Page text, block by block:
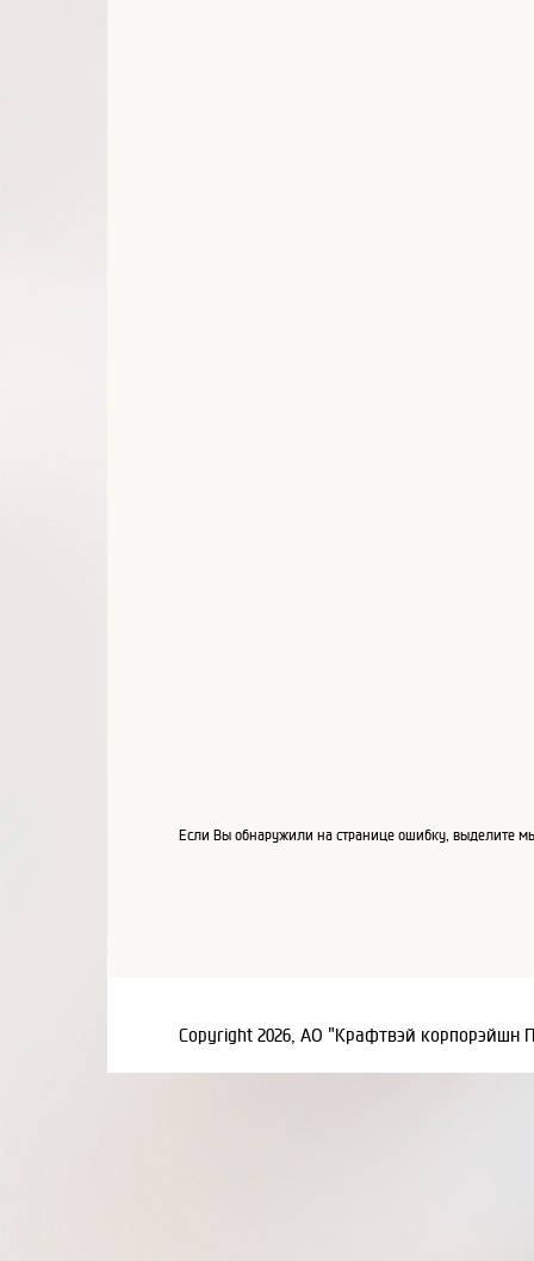
Если Вы обнаружили на странице ошибку, выделите
Copyright 2026, АО "Крафтвэй корпорэйшн